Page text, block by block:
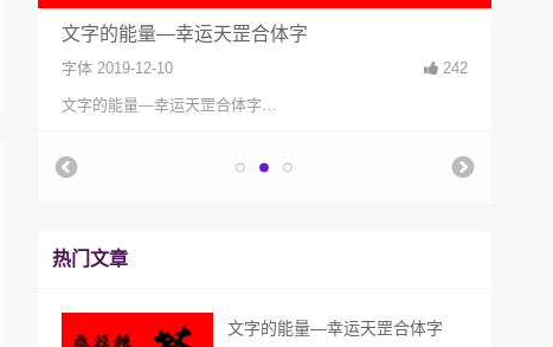
文字的能量—幸运天罡合体字
字体 2019-12-10 242
文字的能量—幸运天罡合体字…
热门文章
文字的能量—幸运天罡合体字